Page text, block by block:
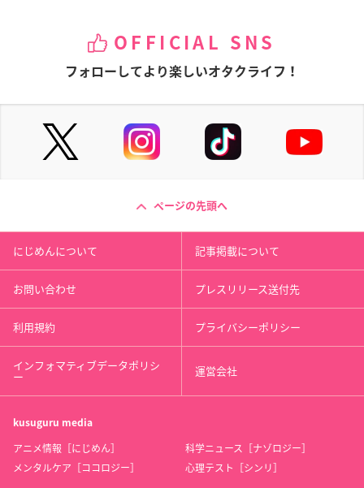
OFFICIAL SNS
フォローしてより楽しいオタクライフ！
ページの先頭へ
にじめんについて 記事掲載について
お問い合わせ プレスリリース送付先
利用規約 プライバシーポリシー
インフォマティブデータポリシ
ー 運営会社
kusuguru media
アニメ情報［にじめん］
科学ニュース［ナゾロジー］
メンタルケア［ココロジー］
心理テスト［シンリ］